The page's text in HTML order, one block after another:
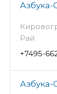
Азбука-
Рай
+7495-
Азбука-